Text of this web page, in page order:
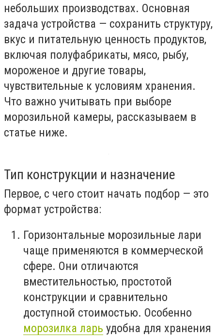
небольших производствах. Основная
задача устройства — сохранить структуру,
вкус и питательную ценность продуктов,
включая полуфабрикаты, мясо, рыбу,
мороженое и другие товары,
чувствительные к условиям хранения.
Что важно учитывать при выборе
морозильной камеры, рассказываем в
статье ниже.
Тип конструкции и назначение
Первое, с чего стоит начать подбор — это
формат устройства:
Горизонтальные морозильные лари
чаще применяются в коммерческой
сфере. Они отличаются
вместительностью, простотой
конструкции и сравнительно
доступной стоимостью. Особенно
морозилка ларь удобна для хранения